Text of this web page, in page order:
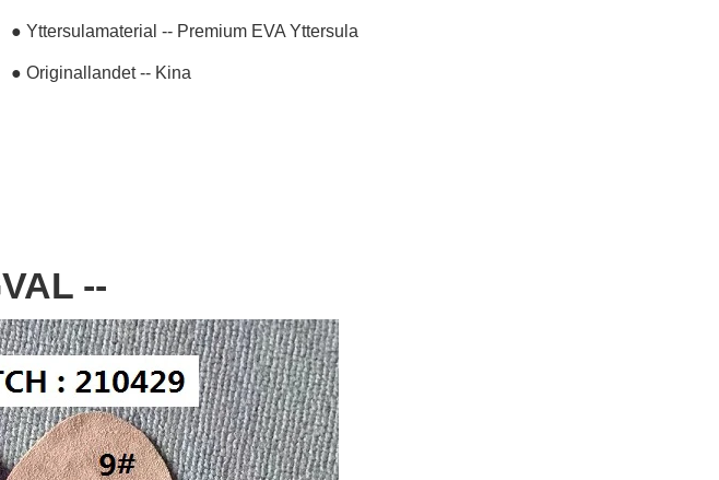
● Yttersulamaterial -- Premium EVA Yttersula
● Originallandet -- Kina
--